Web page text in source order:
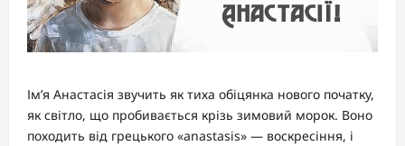
Ім’я Анастасія звучить як тиха обіцянка нового початку,
як світло, що пробивається крізь зимовий морок. Воно
походить від грецького «anastasis» — воскресіння, і